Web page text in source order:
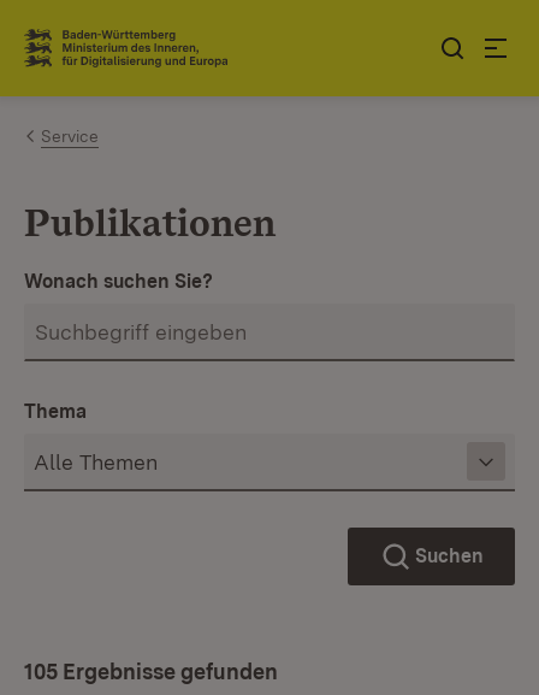
Zum Inhalt springen
Link zur Startseite
Service
Publikationen
Wonach suchen Sie?
Thema
Suchen
105 Ergebnisse gefunden